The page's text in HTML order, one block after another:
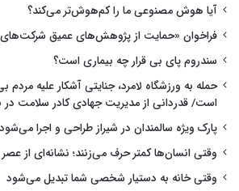
آیا هوش مصنوعی ما را کم‌هوش‌تر می‌کند؟
فراخوان «حمایت از پژوهش‌های عمیق
سندروم پای بی قرار چه بیماری است؟
حمله به ورزشگاه لامرد، جنایتی آشکار علیه مردم
است/ قدردانی از مدیریت جهادی کادر سلامت در
پارک ویژه سالمندان در شیراز طراحی و اجرا می‌شود
وقتی انسان‌ها کمتر حرف می‌زنند؛ نشانه‌ای از
وقتی خانه به دستیار شخصی شما تبدیل می‌شود